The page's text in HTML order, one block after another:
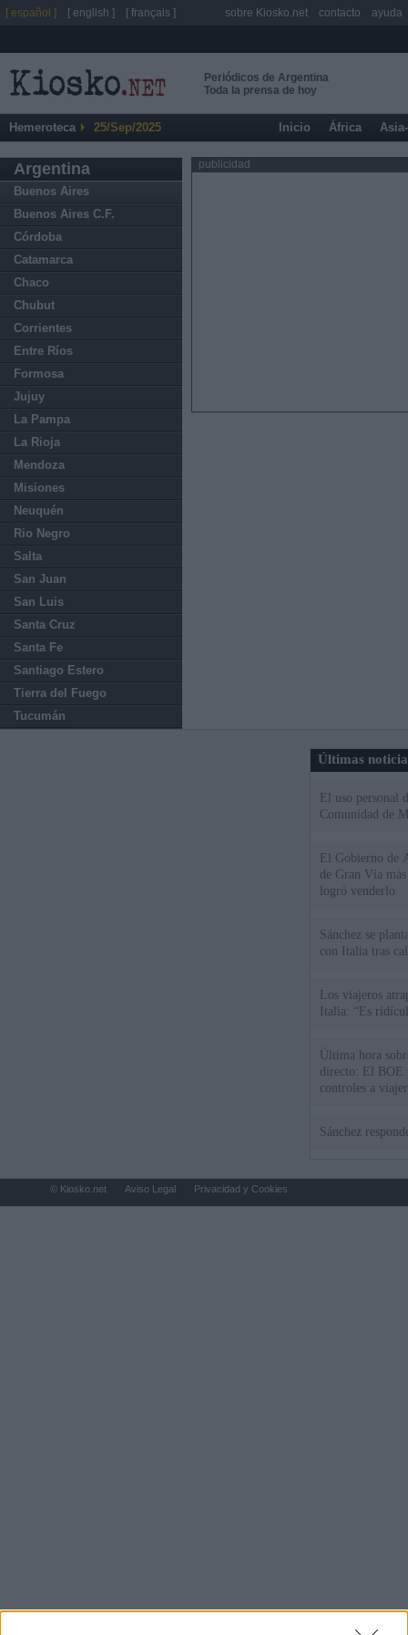
Periódicos de Argentina
Toda la prensa de hoy
Hemeroteca 25/Sep/2025 Inicio África
Argentina
Buenos Aires
Buenos Aires C.F.
Córdoba
Catamarca
Chaco
Chubut
Corrientes
Entre Ríos
Formosa
Jujuy
La Pampa
La Rioja
Mendoza
Misiones
Neuquén
Rio Negro
Salta
San Juan
San Luis
Santa Cruz
Santa Fe
Santiago Estero
Tierra del Fuego
Tucumán
publicidad
Últimas
El uso personal
Comunidad de
El Gobierno de
de Gran Vía
logró venderlo
Sánchez se
con Italia tras
Los viajeros
Italia: “Es
Última hora
directo: El BOE
controles a
Sánchez
[ español ] [ english ] [ français ] sobre Kiosko.net contacto ayuda
© Kiosko.net Aviso Legal Privacidad y Cookies